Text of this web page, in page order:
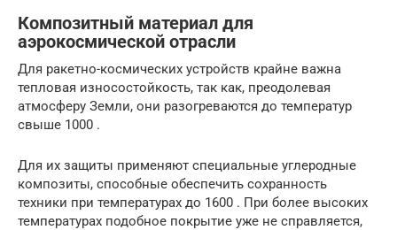
Композитный материал для
аэрокосмической отрасли
Для ракетно-космических устройств крайне важна
тепловая износостойкость, так как, преодолевая
атмосферу Земли, они разогреваются до температур
свыше 1000 .
Для их защиты применяют специальные углеродные
композиты, способные обеспечить сохранность
техники при температурах до 1600 . При более высоких
температурах подобное покрытие уже не справляется,